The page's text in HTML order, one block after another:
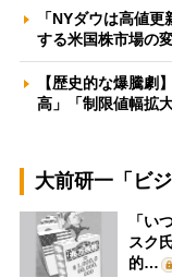
「NYダウは高値
する米国株市場
【歴史的な爆騰劇
高」「制限値幅
大前研一「ビ
「い
スク
的…